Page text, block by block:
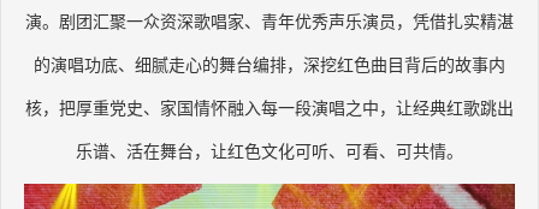
演。剧团汇聚一众资深歌唱家、青年优秀声乐演员，凭借扎实精湛
的演唱功底、细腻走心的舞台编排，深挖红色曲目背后的故事内
核，把厚重党史、家国情怀融入每一段演唱之中，让经典红歌跳出
乐谱、活在舞台，让红色文化可听、可看、可共情。